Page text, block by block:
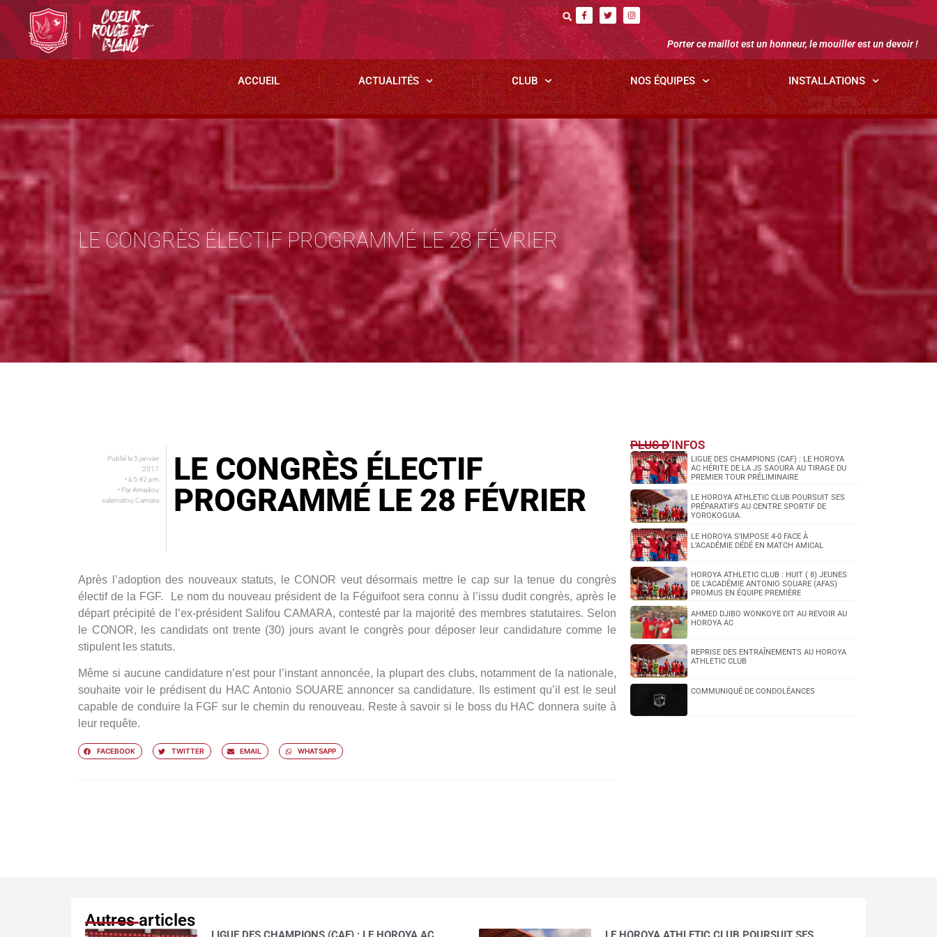
Porter ce maillot est un honneur, le mouiller est un devoir !
ACCUEIL ACTUALITÉS CLUB NOS ÉQUIPES INSTALLATIONS
LE CONGRÈS ÉLECTIF PROGRAMMÉ LE 28 FÉVRIER
Publié le 5 janvier
2017
• à 5:42 pm
• ParAmadou
salematou Camara
LE CONGRÈS ÉLECTIF
PROGRAMMÉ LE 28 FÉVRIER
Après l’adoption des nouveaux statuts, le CONOR veut désormais mettre le cap sur la tenue du congrès
électif de la FGF. Le nom du nouveau président de la Féguifoot sera connu à l’issu dudit congrès, après le
départ précipité de l’ex-président Salifou CAMARA, contesté par la majorité des membres statutaires. Selon
le CONOR, les candidats ont trente (30) jours avant le congrès pour déposer leur candidature comme le
stipulent les statuts.
Même si aucune candidature n’est pour l’instant annoncée, la plupart des clubs, notamment de la nationale,
souhaite voir le prédisent du HAC Antonio SOUARE annoncer sa candidature. Ils estiment qu’il est le seul
capable de conduire la FGF sur le chemin du renouveau. Reste à savoir si le boss du HAC donnera suite à
leur requête.
FACEBOOK TWITTER EMAIL WHATSAPP
PLUS D'INFOS
LIGUE DES CHAMPIONS (CAF) : LE HOROYA
AC HÉRITE DE LA JS SAOURA AU TIRAGE DU
PREMIER TOUR PRÉLIMINAIRE
LE HOROYA ATHLETIC CLUB POURSUIT SES
PRÉPARATIFS AU CENTRE SPORTIF DE
YOROKOGUIA.
LE HOROYA S’IMPOSE 4-0 FACE À
L’ACADÉMIE DÉDÉ EN MATCH AMICAL
HOROYA ATHLETIC CLUB : HUIT ( 8) JEUNES
DE L’ACADÉMIE ANTONIO SOUARE (AFAS)
PROMUS EN ÉQUIPE PREMIÈRE
AHMED DJIBO WONKOYE DIT AU REVOIR AU
HOROYA AC
REPRISE DES ENTRAÎNEMENTS AU HOROYA
ATHLETIC CLUB
COMMUNIQUÉ DE CONDOLÉANCES
Autres articles